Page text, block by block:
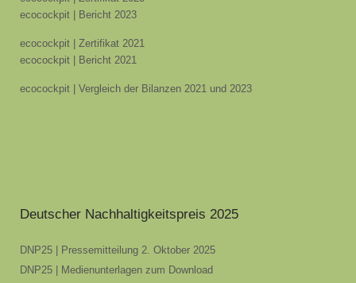
ecocockpit | Bericht 2023
ecocockpit | Zertifikat 2021
ecocockpit | Bericht 2021
ecocockpit | Vergleich der Bilanzen 2021 und 2023
Deutscher Nachhaltigkeitspreis 2025
DNP25 | Pressemitteilung 2. Oktober 2025
DNP25 | Medienunterlagen zum Download